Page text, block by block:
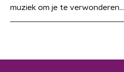
muziek om je te verwonderen...